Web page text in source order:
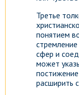
Третье
понятием
сфер и
может
расширить